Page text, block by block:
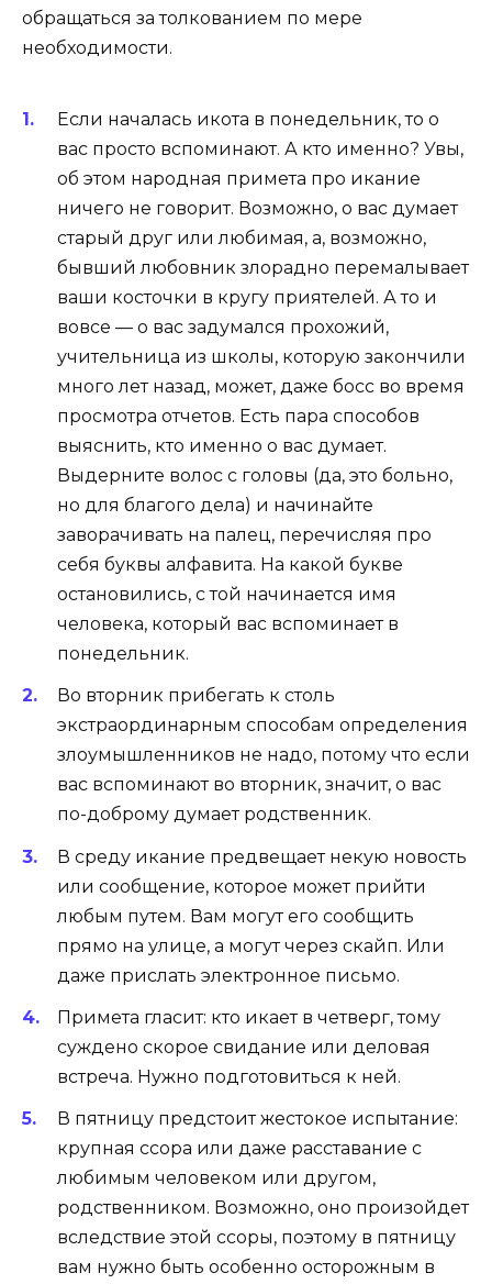
обращаться за толкованием по мере
необходимости.
Если началась икота в понедельник, то о
вас просто вспоминают. А кто именно? Увы,
об этом народная примета про икание
ничего не говорит. Возможно, о вас думает
старый друг или любимая, а, возможно,
бывший любовник злорадно перемалывает
ваши косточки в кругу приятелей. А то и
вовсе — о вас задумался прохожий,
учительница из школы, которую закончили
много лет назад, может, даже босс во время
просмотра отчетов. Есть пара способов
выяснить, кто именно о вас думает.
Выдерните волос с головы (да, это больно,
но для благого дела) и начинайте
заворачивать на палец, перечисляя про
себя буквы алфавита. На какой букве
остановились, с той начинается имя
человека, который вас вспоминает в
понедельник.
Во вторник прибегать к столь
экстраординарным способам определения
злоумышленников не надо, потому что если
вас вспоминают во вторник, значит, о вас
по-доброму думает родственник.
В среду икание предвещает некую новость
или сообщение, которое может прийти
любым путем. Вам могут его сообщить
прямо на улице, а могут через скайп. Или
даже прислать электронное письмо.
Примета гласит: кто икает в четверг, тому
суждено скорое свидание или деловая
встреча. Нужно подготовиться к ней.
В пятницу предстоит жестокое испытание:
крупная ссора или даже расставание с
любимым человеком или другом,
родственником. Возможно, оно произойдет
вследствие этой ссоры, поэтому в пятницу
вам нужно быть особенно осторожным в